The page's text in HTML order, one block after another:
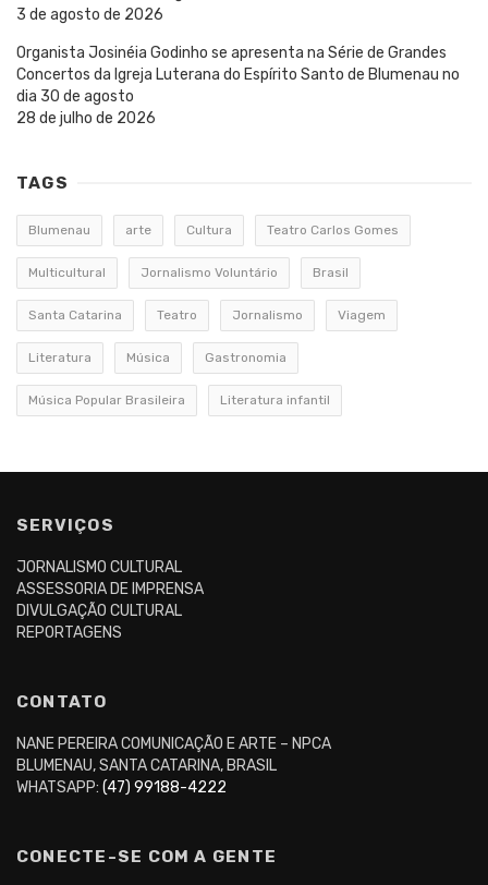
3 de agosto de 2026
Organista Josinéia Godinho se apresenta na Série de Grandes
Concertos da Igreja Luterana do Espírito Santo de Blumenau no
dia 30 de agosto
28 de julho de 2026
TAGS
Blumenau arte Cultura Teatro Carlos Gomes
Multicultural Jornalismo Voluntário Brasil
Santa Catarina Teatro Jornalismo Viagem
Literatura Música Gastronomia
Música Popular Brasileira Literatura infantil
SERVIÇOS
JORNALISMO CULTURAL
ASSESSORIA DE IMPRENSA
DIVULGAÇÃO CULTURAL
REPORTAGENS
CONTATO
NANE PEREIRA COMUNICAÇÃO E ARTE – NPCA
BLUMENAU, SANTA CATARINA, BRASIL
WHATSAPP: (47) 99188-4222
CONECTE-SE COM A GENTE